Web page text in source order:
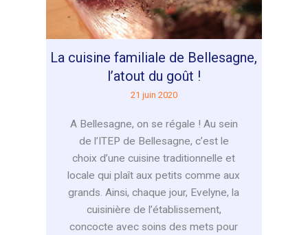
La cuisine familiale de Bellesagne,
l’atout du goût !
21 juin 2020
A Bellesagne, on se régale ! Au sein
de l’ITEP de Bellesagne, c’est le
choix d’une cuisine traditionnelle et
locale qui plaît aux petits comme aux
grands. Ainsi, chaque jour, Evelyne, la
cuisinière de l’établissement,
concocte avec soins des mets pour